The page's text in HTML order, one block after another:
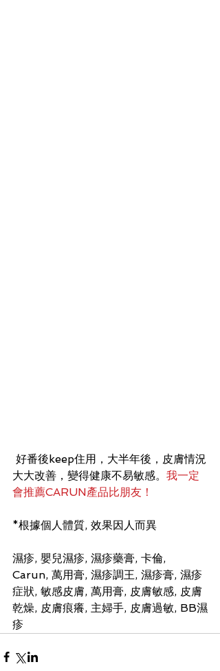
大大改善，變得健康不易敏感。 我一定
會推薦CARUN產品比朋友！
*根據個人體質, 效果因人而異
濕疹, 嬰兒濕疹, 濕疹藥膏, 卡倫,
Carun, 萬用膏, 濕疹調王, 濕疹膏, 濕疹
症狀, 敏感皮膚, 萬用膏, 皮膚敏感, 皮膚
乾燥, 皮膚痕癢, 主婦手, 皮膚過敏, BB濕
疹